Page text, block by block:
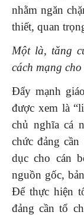
nhằm ngăn
thiết, quan
Một là, tăng
cách mạng
Đẩy mạnh
được xem là
chủ nghĩa cá
chức đảng
dục cho cán
nguồn gốc,
Để thực hiện
đảng cần tổ